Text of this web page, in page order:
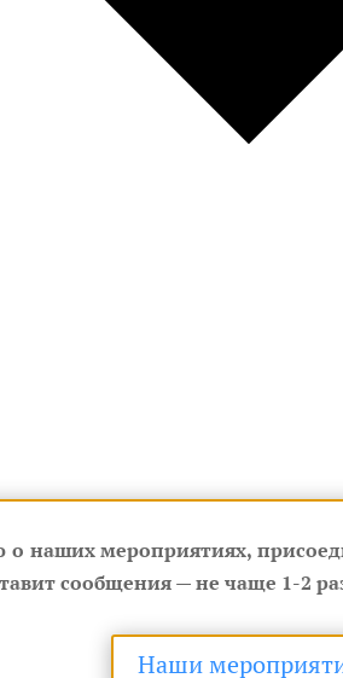
наших мероприятиях,
сообщения — не чаще 1-2
Наши